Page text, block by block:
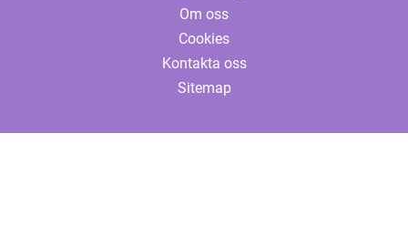
Om oss
Cookies
Kontakta oss
Sitemap